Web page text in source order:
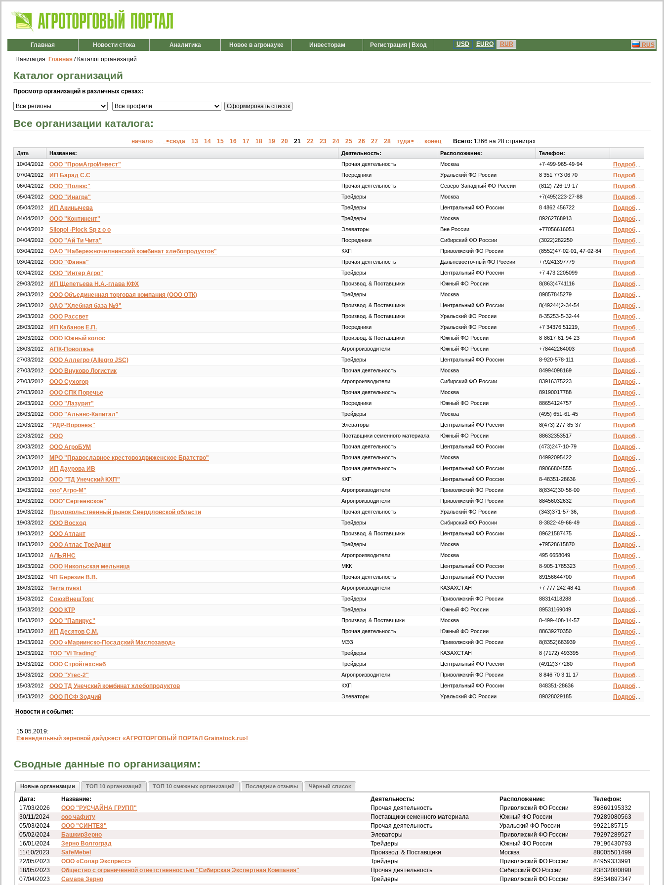
Главная Новости стока Аналитика Новое в агронауке Инвесторам Регистрация | Вход RUS
USD EURO RUR
Навигация: Главная / Каталог организаций
Каталог организаций
Просмотр организаций в различных срезах:
Все организации каталога:
начало ... <сюда 13 14 15 16 17 18 19 20 21 22 23 24 25 26 27 28 туда> ... конец Всего: 1366 на 28 страницах
Дата Название: Деятельность: Расположение:
Телефон:
10/04/2012
ООО "ПромАгроИнвест" Прочая деятельность Москва +7-499-965-49-94
07/04/2012
ИП Барад С.С Посредники Уральский ФО России 8 351 773 06 70
06/04/2012
ООО "Полюс" Прочая деятельность Северо-Западный ФО России (812) 726-19-17
05/04/2012
ООО "Инагра" Трейдеры Москва +7(495)223-27-88
05/04/2012
ИП Акинычева Трейдеры Центральный ФО России 8 4862 456722
04/04/2012
ООО "Континент" Трейдеры Москва 89262768913
04/04/2012
Silopol -Plock Sp z o o Элеваторы Вне России +77056616051
04/04/2012
ООО "Ай Ти Чита" Посредники Сибирский ФО России (3022)282250
03/04/2012
ОАО "Набережночелнинский комбинат хлебопродуктов" КХП Приволжский ФО России (8552)47-02-01, 47-02-84
03/04/2012
ООО "Фаина" Прочая деятельность Дальневосточный ФО России +79241397779
02/04/2012
ООО "Интер Агро" Трейдеры Центральный ФО России +7 473 2205099
29/03/2012
ИП Щепетьева Н.А.-глава КФХ Производ. & Поставщики Южный ФО России 8(863)4741116
29/03/2012
OOO Объединенная торговая компания (ООО ОТК) Трейдеры Москва 89857845279
29/03/2012
ОАО "Хлебная база №9" Производ. & Поставщики Центральный ФО России 8(49244)2-34-54
29/03/2012
ООО Рассвет Производ. & Поставщики Уральский ФО России 8-35253-5-32-44
28/03/2012
ИП Кабанов Е.П. Посредники Уральский ФО России +7 34376 51219,
28/03/2012
ООО Южный колос Производ. & Поставщики Южный ФО России 8-8617-61-94-23
28/03/2012
АПК-Поволжье Агропроизводители Южный ФО России +78442264003
27/03/2012
ООО Аллегро (Allegro JSC) Трейдеры Центральный ФО России 8-920-578-111
27/03/2012
ООО Внуково Логистик Прочая деятельность Москва 84994098169
27/03/2012
ООО Сухогор Агропроизводители Сибирский ФО России 83916375223
27/03/2012
ООО СПК Поречье Прочая деятельность Москва 89190017788
26/03/2012
ООО "Лазурит" Посредники Южный ФО России 88654124757
26/03/2012
ООО "Альянс-Капитал" Трейдеры Москва (495) 651-61-45
22/03/2012
"РДР-Воронеж" Элеваторы Центральный ФО России 8(473) 277-85-37
22/03/2012
ООО Поставщики семенного материала Южный ФО России 88632353517
20/03/2012
ООО АгроБУМ Прочая деятельность Центральный ФО России (473)247-10-79
20/03/2012
МРО "Православное крестовоздвиженское Братство" Прочая деятельность Москва 84992095422
20/03/2012
ИП Даурова ИВ Прочая деятельность Центральный ФО России 89066804555
20/03/2012
ООО "ТД Унечский КХП" КХП Центральный ФО России 8-48351-28636
19/03/2012
ооо"Агро-М" Агропроизводители Приволжский ФО России 8(8342)30-58-00
19/03/2012
ООО"Сергеевское" Агропроизводители Приволжский ФО России 88456032632
19/03/2012
Продовольственный рынок Свердловской области Прочая деятельность Уральский ФО России (343)371-57-36,
19/03/2012
ООО Восход Трейдеры Сибирский ФО России 8-3822-49-66-49
19/03/2012
ООО Атлант Производ. & Поставщики Центральный ФО России 89621587475
18/03/2012
ООО Атлас Трейдинг Трейдеры Москва +79528615870
16/03/2012
АЛЬЯНС Агропроизводители Москва 495 6658049
16/03/2012
ООО Никольская мельница МКК Центральный ФО России 8-905-1785323
16/03/2012
ЧП Березин В.В. Прочая деятельность Центральный ФО России 89156644700
16/03/2012
Terra nvest Агропроизводители КАЗАХСТАН +7 777 242 48 41
15/03/2012
СоюзВнешТорг Трейдеры Приволжский ФО России 88314118288
15/03/2012
ООО КТР Трейдеры Южный ФО России 89531169049
15/03/2012
ООО "Папирус" Производ. & Поставщики Москва 8-499-408-14-57
15/03/2012
ИП Десятов С.М. Прочая деятельность Южный ФО России 88639270350
15/03/2012
ООО «Мариинско-Посадский Маслозавод» МЭЗ Приволжский ФО России 8(8352)683939
15/03/2012
ТОО "VI Trading" Трейдеры КАЗАХСТАН 8 (7172) 493395
15/03/2012
ООО Стройтехснаб Трейдеры Центральный ФО России (4912)377280
15/03/2012
ООО "Утес-2" Агропроизводители Приволжский ФО России 8 846 70 3 11 17
15/03/2012
ООО ТД Унечский комбинат хлебопродуктов КХП Центральный ФО России 848351-28636
15/03/2012
ООО ПСФ Зодчий Элеваторы Уральский ФО России 89028029185
Новости и события:
15.05.2019:
Еженедельный зерновой дайджест «АГРОТОРГОВЫЙ ПОРТАЛ Grainstock.ru»!
Сводные данные по организациям:
Новые организации ТОП 10 организаций ТОП 10 смежных организаций Последние отзывы Чёрный список
Дата: Название: Деятельность: Расположение:
Телефон:
17/03/2026
ООО "РУСЧАЙНА ГРУПП" Прочая деятельность Приволжский ФО России
89869195332
30/11/2024
ооо чафиту Поставщики семенного материала Южный ФО России
79289080563
05/03/2024
ООО "СИНТЕЗ" Прочая деятельность Уральский ФО России
9922185715
05/02/2024
БашкирЗерно Элеваторы Приволжский ФО России
79297289527
16/01/2024
Зерно Волгоград Трейдеры Южный ФО России
79196430793
11/10/2023
SafeMebel Производ. & Поставщики Москва
88005501499
22/05/2023
ООО «Солар Экспресс» Трейдеры Приволжский ФО России
84959333991
18/05/2023
Общество с ограниченной ответственностью "Сибирская Экспертная Компания" Прочая деятельность Сибирский ФО России
83832080890
07/04/2023
Самара Зерно Трейдеры Приволжский ФО России
89534897347